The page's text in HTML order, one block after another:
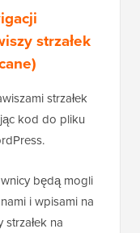
strzałek
strzałek
kod do pliku
będą mogli
i wpisami na
na